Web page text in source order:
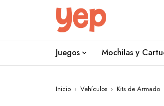
Juegos Mochilas y
Inicio › Vehículos › Kits de Armado